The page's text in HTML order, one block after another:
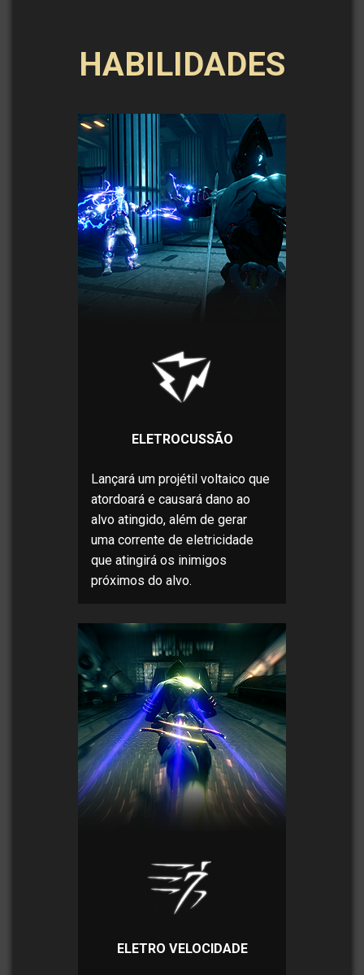
HABILIDADES
ELETROCUSSÃO
Lançará um projétil voltaico que
atordoará e causará dano ao
alvo atingido, além de gerar
uma corrente de eletricidade
que atingirá os inimigos
próximos do alvo.
ELETRO VELOCIDADE